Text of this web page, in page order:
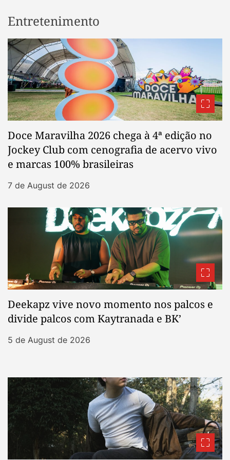
Entretenimento
Doce Maravilha 2026 chega à 4ª edição no
Jockey Club com cenografia de acervo vivo
e marcas 100% brasileiras
7 de August de 2026
Deekapz vive novo momento nos palcos e
divide palcos com Kaytranada e BK’
5 de August de 2026